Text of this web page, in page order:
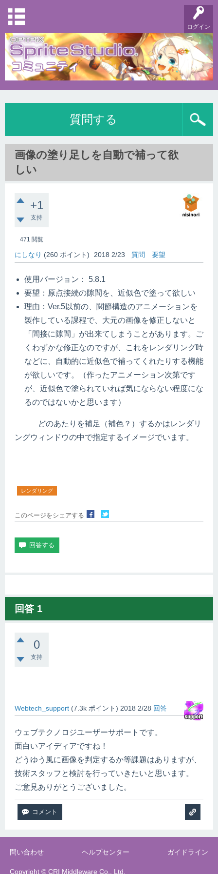
ログイン
質問する
画像の塗り足しを自動で補って欲
しい
+1
支持
471 閲覧
にしなり (260 ポイント) 2018 2/23 質問 要望
使用バージョン： 5.8.1
要望：原点接続の隙間を、近似色で塗って欲しい
理由：Ver.5以前の、関節構造のアニメーションを
製作している課程で、大元の画像を修正しないと
「間接に隙間」が出来てしまうことがあります。ご
くわずかな修正なのですが、これをレンダリング時
などに、自動的に近似色で補ってくれたりする機能
が欲しいです。（作ったアニメーション次第です
が、近似色で塗られていれば気にならない程度にな
るのではないかと思います）
どのあたりを補足（補色？）するかはレンダリ
ングウィンドウの中で指定するイメージでいます。
レンダリング
このページをシェアする
回答 1
0
支持
Webtech_support (7.3k ポイント) 2018 2/28 回答
ウェブテクノロジユーザーサポートです。
面白いアイディアですね！
どうゆう風に画像を判定するか等課題はありますが、
技術スタッフと検討を行っていきたいと思います。
ご意見ありがとうございました。
問い合わせ ヘルプセンター ガイドライン
Copyright © CRI Middleware Co., Ltd.